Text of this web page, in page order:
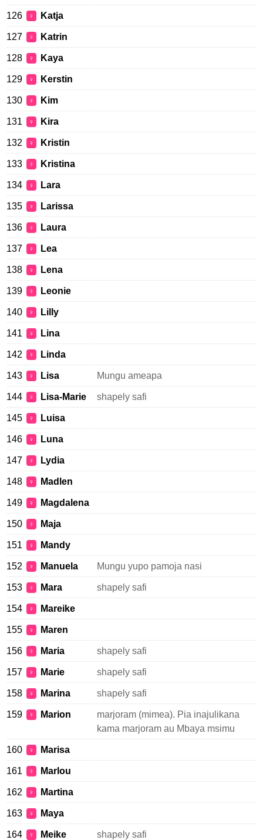
126 ♀ Katja
127 ♀ Katrin
128 ♀ Kaya
129 ♀ Kerstin
130 ♀ Kim
131 ♀ Kira
132 ♀ Kristin
133 ♀ Kristina
134 ♀ Lara
135 ♀ Larissa
136 ♀ Laura
137 ♀ Lea
138 ♀ Lena
139 ♀ Leonie
140 ♀ Lilly
141 ♀ Lina
142 ♀ Linda
143 ♀ Lisa Mungu ameapa
144 ♀ Lisa-Marie shapely safi
145 ♀ Luisa
146 ♀ Luna
147 ♀ Lydia
148 ♀ Madlen
149 ♀ Magdalena
150 ♀ Maja
151 ♀ Mandy
152 ♀ Manuela Mungu yupo pamoja nasi
153 ♀ Mara shapely safi
154 ♀ Mareike
155 ♀ Maren
156 ♀ Maria shapely safi
157 ♀ Marie shapely safi
158 ♀ Marina shapely safi
159 ♀ Marion
marjoram (mimea). Pia inajulikana
kama marjoram au Mbaya msimu
160 ♀ Marisa
161 ♀ Marlou
162 ♀ Martina
163 ♀ Maya
164 ♀ Meike shapely safi